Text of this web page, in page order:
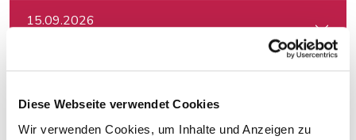
Diese Webseite verwendet Cookies
Wir verwenden Cookies, um Inhalte und Anzeigen zu
15.09.2026
Textwerkstatt: Aus guten Texten große Geschichten
Crashkurs Claude - der KI-Assistent für Journalist:innen